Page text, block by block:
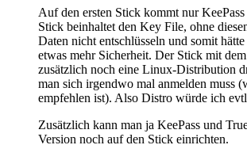
Auf den ersten Stick kommt nur
Stick beinhaltet den Key File, ohne
Daten nicht entschlüsseln und somit
etwas mehr Sicherheit. Der Stick mit
zusätzlich noch eine Linux-Distribution
man sich irgendwo mal anmelden muss
empfehlen ist). Also Distro würde ich
Zusätzlich kann man ja KeePass und
Version noch auf den Stick einrichten.